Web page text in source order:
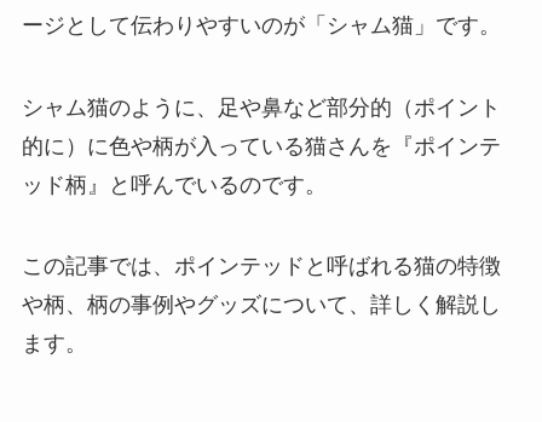
ージとして伝わりやすいのが「シャム猫」です。
シャム猫のように、足や鼻など部分的（ポイント
的に）に色や柄が入っている猫さんを『ポインテ
ッド柄』と呼んでいるのです。
この記事では、ポインテッドと呼ばれる猫の特徴
や柄、柄の事例やグッズについて、詳しく解説し
ます。